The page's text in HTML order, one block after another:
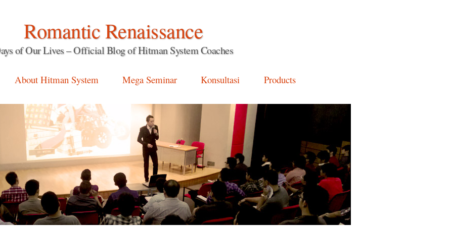
Romantic Renaissance
of Our Lives – Official Blog of Hitman System Coaches
About Hitman System Mega Seminar Konsultasi Products